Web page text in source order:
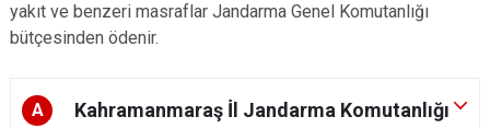
yakıt ve benzeri masraflar Jandarma Genel Komutanlığı
bütçesinden ödenir.
A Kahramanmaraş İl Jandarma Komutanlığı